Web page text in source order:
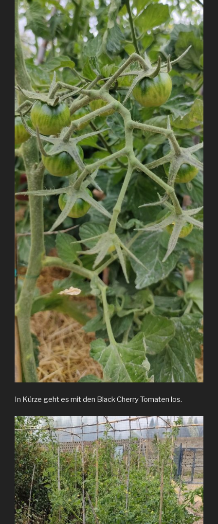
In Kürze geht es mit den Black Cherry Tomaten los.